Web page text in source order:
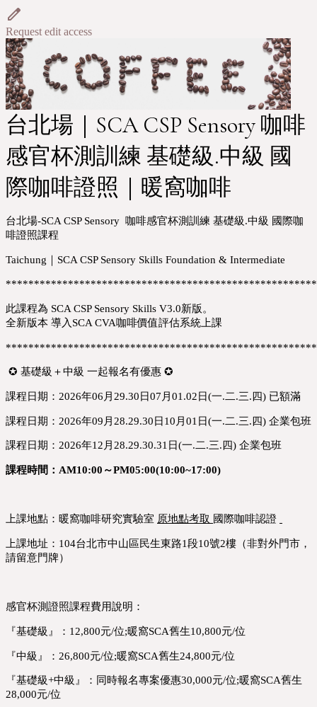
Request edit access
台北場｜SCA CSP Sensory 咖啡
感官杯測訓練 基礎級.中級 國
際咖啡證照｜暖窩咖啡
台北場-SCA CSP Sensory  咖啡感官杯測訓練 基礎級.中級 國際咖
啡證照課程
Taichung｜SCA CSP Sensory Skills Foundation & Intermediate
此課程為 SCA CSP Sensory Skills V3.0新版。
全新版本 導入SCA CVA咖啡價值評估系統上課
✪ 基礎級＋中級 一起報名有優惠 ✪
課程日期：2026年06月29.30日07月01.02日(一.二.三.四) 已額滿
課程日期：2026年09月28.29.30日10月01日(一.二.三.四) 企業包班
課程日期：2026年12月28.29.30.31日(一.二.三.四) 企業包班
課程時間： AM10:00～PM05:00(10:00~17:00)
上課地點： 暖窩咖啡研究實驗室 原地點考取 國際咖啡認證
上課地址 ： 104台北市中山區民生東路1段10號2樓 （非對外門市，
請留意門牌）
感官杯測證照課程費用說明：
『基礎級』：12,800元/位;暖窩SCA舊生10,800元/位
『中級』：26,800元/位;暖窩SCA舊生24,800元/位
『基礎級+中級』：同時報名專案優惠30,000元/位;暖窩SCA舊生
28,000元/位